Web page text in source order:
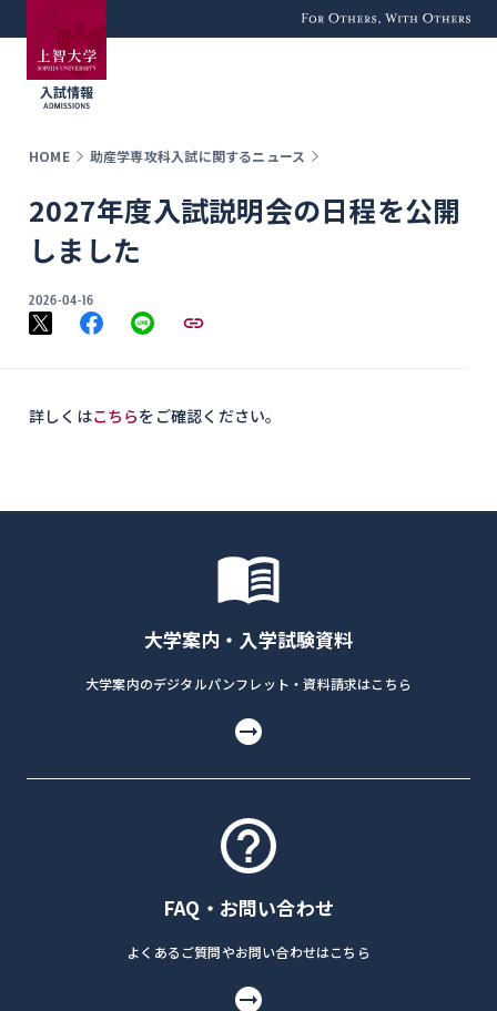
For Others, With
Others
HOME 助産学専攻科入試に関するニュース
2027年度入試説明会の日程を公開
しました
2026-04-16
詳しくはこちらをご確認ください。
大学案内・入学試験資料
大学案内のデジタルパンフレット・資料請求はこちら
FAQ・お問い合わせ
よくあるご質問やお問い合わせはこちら